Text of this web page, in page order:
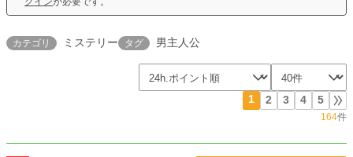
カテゴリ ミステリー タグ 男主人公
1 2 3 4 5
164件